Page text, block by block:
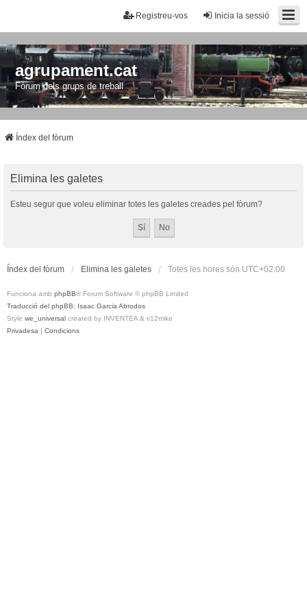
Inicia la sessió
Registreu-vos
agrupament.cat
Fòrum dels grups de treball
Índex del fòrum
Elimina les galetes
Esteu segur que voleu eliminar totes les galetes creades pel fòrum?
Índex del fòrum Elimina les galetes Totes les hores són UTC+02:00
Funciona amb phpBB® Forum Software © phpBB Limited
Traducció del phpBB: Isaac Garcia Abrodos
Style we_universal created by INVENTEA & v12mike
Privadesa | Condicions